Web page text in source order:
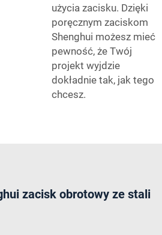
użycia zacisku. Dzięki
poręcznym zaciskom
Shenghui możesz mieć
pewność, że Twój
projekt wyjdzie
dokładnie tak, jak tego
chcesz.
zacisk obrotowy ze stali